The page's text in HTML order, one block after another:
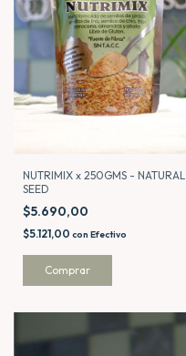
NUTRIMIX x 250GMS - NATURAL
SEED
$5.690,00
$5.121,00 con Efectivo